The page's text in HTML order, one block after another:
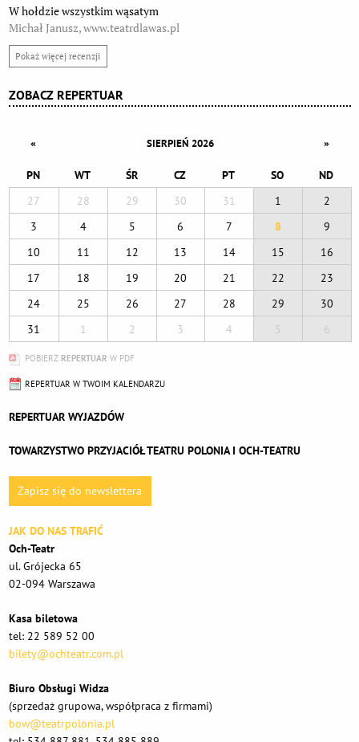
ZOBACZ REPERTUAR
« SIERPIEŃ 2026 »
PN WT ŚR CZ PT SO
ND
27
28 29 30 31 1
2
3
4 5 6 7 8
9
10
11 12 13 14 15
16
17
18 19 20 21 22
23
24
25 26 27 28 29
30
31
1 2 3 4 5 6
POBIERZ REPERTUAR W PDF
REPERTUAR W TWOIM KALENDARZU
REPERTUAR WYJAZDÓW
TOWARZYSTWO PRZYJACIÓŁ TEATRU POLONIA I OCH-TEATRU
Zapisz się do newslettera
JAK DO NAS TRAFIĆ
Och-Teatr
ul. Grójecka 65
02-094 Warszawa
Kasa biletowa
tel: 22 589 52 00
bilety@ochteatr.com.pl
Biuro Obsługi Widza
(sprzedaż grupowa, współpraca z firmami)
bow@teatrpolonia.pl
W hołdzie wszystkim wąsatym
Michał Janusz, www.teatrdlawas.pl
Pokaż więcej recenzji